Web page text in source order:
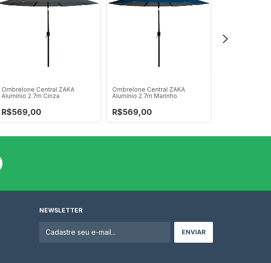
Ombrelone Central ZAKA
Alumínio 2.7m Cinza
R$569,00
Ombrelone Central ZAKA
Alumínio 2.7m Marinho
R$569,00
NEWSLETTER